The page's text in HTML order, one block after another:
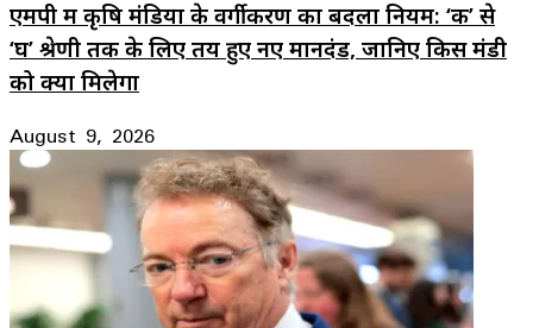
एमपी में कृषि मंडियों के वर्गीकरण का बदला नियम: ‘क’ से
‘घ’ श्रेणी तक के लिए तय हुए नए मानदंड, जानिए किस मंडी
को क्या मिलेगा
August 9, 2026